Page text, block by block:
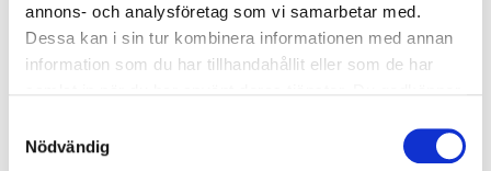
annons- och analysföretag som vi samarbetar med.
Dessa kan i sin tur kombinera informationen med annan
information som du har tillhandahållit eller som de har
Nödvändig